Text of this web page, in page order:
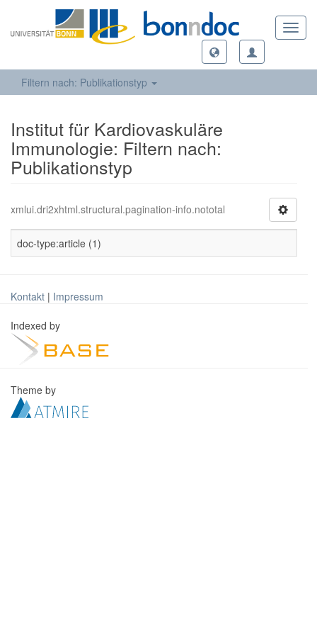
Filtern nach: Publikationstyp
Institut für Kardiovaskuläre
Immunologie: Filtern nach:
Publikationstyp
xmlui.dri2xhtml.structural.pagination-info.nototal
doc-type:article (1)
Kontakt | Impressum
Indexed by
Theme by